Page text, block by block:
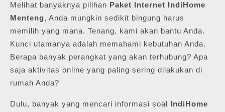
Melihat banyaknya pilihan Paket Internet IndiHome
Menteng, Anda mungkin sedikit bingung harus
memilih yang mana. Tenang, kami akan bantu Anda.
Kunci utamanya adalah memahami kebutuhan Anda.
Berapa banyak perangkat yang akan terhubung? Apa
saja aktivitas online yang paling sering dilakukan di
rumah Anda?
Dulu, banyak yang mencari informasi soal IndiHome